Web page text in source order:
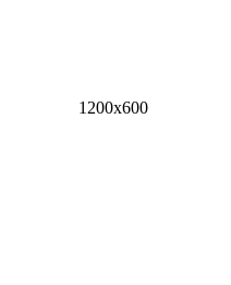
1200х600